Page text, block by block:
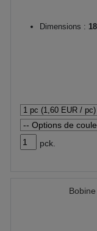
Dimensions :
pck.